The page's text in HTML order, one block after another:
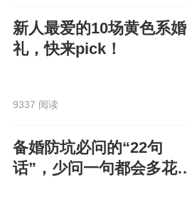
新人最爱的10场黄色系婚
礼，快来pick！
9337 阅读
备婚防坑必问的“22句
话”，少问一句都会多花